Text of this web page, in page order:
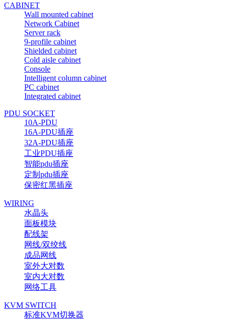
CABINET
Wall mounted cabinet
Network Cabinet
Server rack
9-profile cabinet
Shielded cabinet
Cold aisle cabinet
Console
Intelligent column cabinet
PC cabinet
Integrated cabinet
PDU SOCKET
10A-PDU
16A-PDU插座
32A-PDU插座
工业PDU插座
智能pdu插座
定制pdu插座
保密红黑插座
WIRING
水晶头
面板模块
配线架
网线/双绞线
成品网线
室外大对数
室内大对数
网络工具
KVM SWITCH
标准KVM切换器